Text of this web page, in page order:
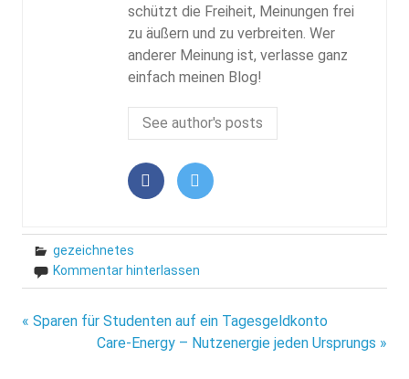
schützt die Freiheit, Meinungen frei
zu äußern und zu verbreiten. Wer
anderer Meinung ist, verlasse ganz
einfach meinen Blog!
See author's posts
gezeichnetes
Kommentar hinterlassen
Beitragsnavigation
« Sparen für Studenten auf ein Tagesgeldkonto
Care-Energy – Nutzenergie jeden Ursprungs »